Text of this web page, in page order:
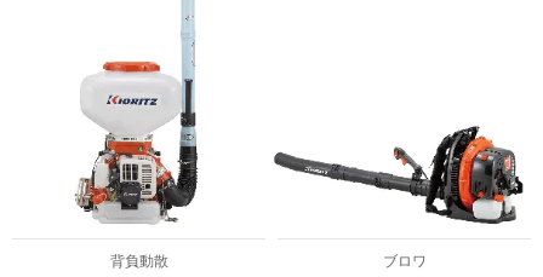
背負動散 ブロワ